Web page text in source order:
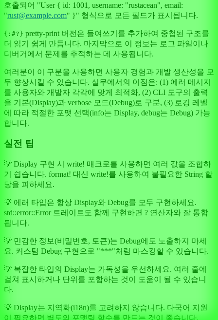
호출되어 "User { id: 1001, username: "rustacean", email:
"rust@example.com" }" 형식으로 모든 필드가 표시됩니다.
{:#?} pretty-print 버전은 들여쓰기를 추가하여 중첩된 구조를
더 읽기 쉽게 만듭니다. 마지막으로 이 정보는 로그 파일이나
디버거에서 문제를 추적하는 데 사용됩니다.
여러분이 이 구분을 사용하면 사용자 경험과 개발 생산성을 모
두 향상시킬 수 있습니다. 실무에서의 이점은: (1) 에러 메시지
를 사용자와 개발자 각각에 맞게 최적화, (2) CLI 도구의 출력
을 기본(Display)과 verbose 모드(Debug)로 구분, (3) 로깅 레벨
에 따라 적절한 포맷 선택(info는 Display, debug는 Debug) 가능
합니다.
실전 팁
💡 Display 구현 시 write! 매크로를 사용하면 여러 값을 조합하
기 쉽습니다. format! 대신 write!를 사용하여 불필요한 String 할
당을 피하세요.
💡 에러 타입은 항상 Display와 Debug를 모두 구현하세요.
std::error::Error 트레이트도 함께 구현하면 ? 연산자와 잘 통합
됩니다.
💡 민감한 정보(비밀번호, 토큰)는 Debug에도 노출하지 마세
요. 커스텀 Debug 구현으로 "***"처럼 마스킹할 수 있습니다.
💡 복잡한 타입의 Display는 가독성을 우선하세요. 여러 줄에
걸쳐 표시하거나 단위를 포함하는 것이 도움이 될 수 있습니
다.
💡 Display는 지역화(i18n)를 고려하지 않습니다. 다국어 지원
이 필요하면 별도의 포맷팅 함수를 만드는 것이 좋습니다.